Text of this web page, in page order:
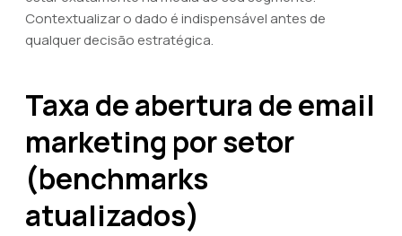
Contextualizar o dado é indispensável antes de
qualquer decisão estratégica.
Taxa de abertura de email
marketing por setor
(benchmarks
atualizados)